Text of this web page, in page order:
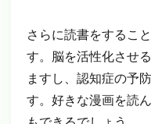
さらに読書をするこ
す。脳を活性化させ
ますし、認知症の予
す。好きな漫画を読